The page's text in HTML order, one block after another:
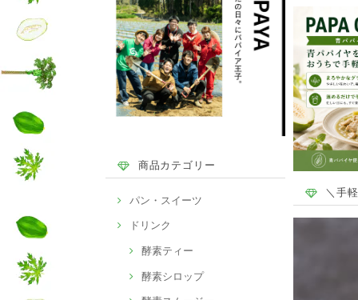
商品カテゴリー
パン・スイーツ
ドリンク
酵素ティー
酵素シロップ
＼手